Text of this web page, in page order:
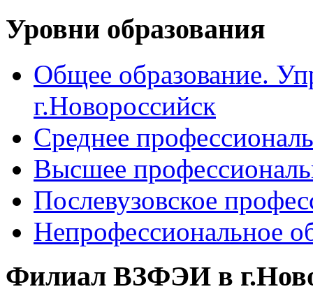
Уровни образования
Общее образование.
г.Новороссийск
Среднее
Высшее
Послевузовское
Непрофессиональное
Филиал ВЗФЭИ в